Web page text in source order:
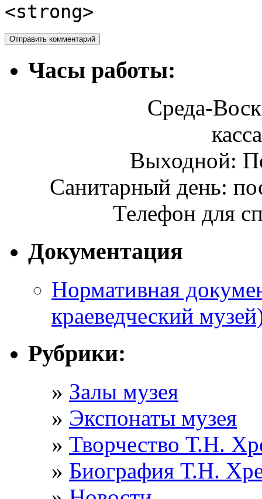
<strong>
Часы работы:
Среда-
Выходной:
Санитарный день:
Телефон для
Документация
Нормативная
краеведческий
Рубрики:
Залы музея
Экспонаты музея
Творчество Т.Н.
Биография Т.Н.